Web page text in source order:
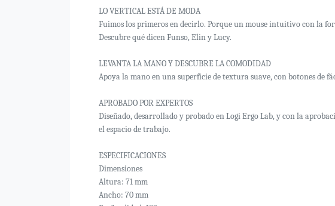
LO VERTICAL ESTÁ DE MODA
Fuimos los primeros en decirlo. Porque un mouse intuitivo con la
Descubre qué dicen Funso, Elin y Lucy.
LEVANTA LA MANO Y DESCUBRE LA COMODIDAD
Apoya la mano en una superficie de textura suave, con botones de
APROBADO POR EXPERTOS
Diseñado, desarrollado y probado en Logi Ergo Lab, y con la
el espacio de trabajo.
ESPECIFICACIONES
Dimensiones
Altura: 71 mm
Ancho: 70 mm